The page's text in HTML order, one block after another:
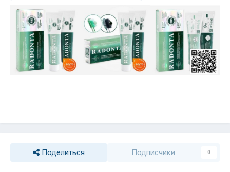
Поделиться Подписчики 0